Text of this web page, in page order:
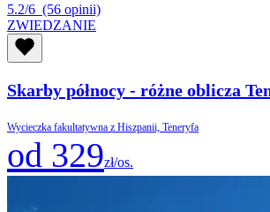
5.2/6 (56 opinii)
ZWIEDZANIE
Skarby północy - różne oblicza
Wycieczka fakultatywna z Hiszpanii, Teneryfa
od 329zł/os.